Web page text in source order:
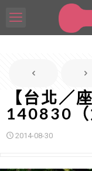
【台北／
140830（
2014-08-30